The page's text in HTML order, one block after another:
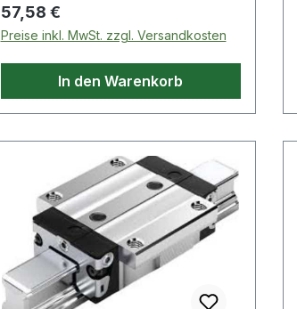
Regulärer Preis:
57,58 €
Preise inkl. MwSt. zzgl. Versandkosten
In den Warenkorb